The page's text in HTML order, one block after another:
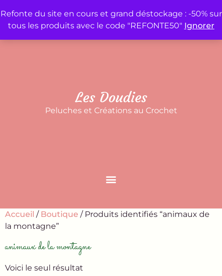
Refonte du site en cours et grand déstockage : -50% sur
tous les produits avec le code "REFONTE50" Ignorer
Les Doudies
Peluches et Créations au Crochet
Accueil / Boutique / Produits identifiés “animaux de
la montagne”
animaux de la montagne
Voici le seul résultat